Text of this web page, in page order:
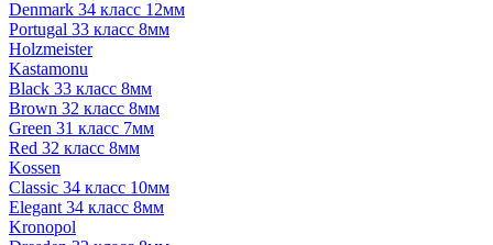
Denmark 34 класс 12мм
Portugal 33 класс 8мм
Holzmeister
Kastamonu
Black 33 класс 8мм
Brown 32 класс 8мм
Green 31 класс 7мм
Red 32 класс 8мм
Kossen
Classic 34 класс 10мм
Elegant 34 класс 8мм
Kronopol